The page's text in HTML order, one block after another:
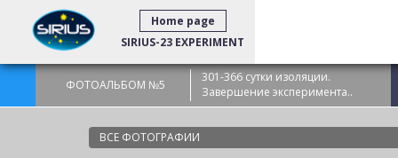
Home page
SIRIUS-23 EXPERIMENT
ФОТОАЛЬБОМ №5
301-366 сутки изоляции.
Завершение эксперимента..
ВСЕ ФОТОГРАФИИ